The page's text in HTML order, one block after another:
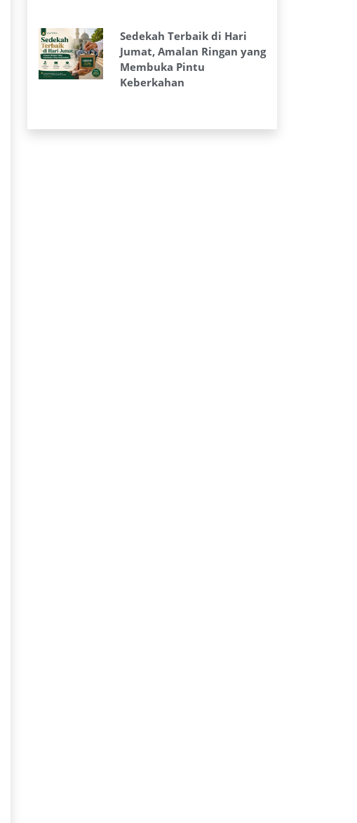
Sedekah Terbaik di Hari
Jumat, Amalan Ringan yang
Membuka Pintu
Keberkahan